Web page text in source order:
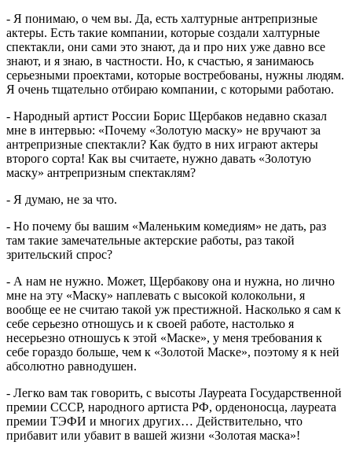
- Я понимаю, о чем вы. Да, есть халтурные антрепризные
актеры. Есть такие компании, которые создали халтурные
спектакли, они сами это знают, да и про них уже давно все
знают, и я знаю, в частности. Но, к счастью, я занимаюсь
серьезными проектами, которые востребованы, нужны людям.
Я очень тщательно отбираю компании, с которыми работаю.
- Народный артист России Борис Щербаков недавно сказал
мне в интервью: «Почему «Золотую маску» не вручают за
антрепризные спектакли? Как будто в них играют актеры
второго сорта! Как вы считаете, нужно давать «Золотую
маску» антрепризным спектаклям?
- Я думаю, не за что.
- Но почему бы вашим «Маленьким комедиям» не дать, раз
там такие замечательные актерские работы, раз такой
зрительский спрос?
- А нам не нужно. Может, Щербакову она и нужна, но лично
мне на эту «Маску» наплевать с высокой колокольни, я
вообще ее не считаю такой уж престижной. Насколько я сам к
себе серьезно отношусь и к своей работе, настолько я
несерьезно отношусь к этой «Маске», у меня требования к
себе гораздо больше, чем к «Золотой Маске», поэтому я к ней
абсолютно равнодушен.
- Легко вам так говорить, с высоты Лауреата Государственной
премии СССР, народного артиста РФ, орденоносца, лауреата
премии ТЭФИ и многих других… Действительно, что
прибавит или убавит в вашей жизни «Золотая маска»!